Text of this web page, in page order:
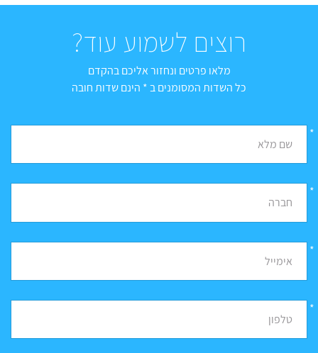
רוצים לשמוע עוד?
מלאו פרטים ונחזור אליכם בהקדם
כל השדות המסומנים ב * הינם שדות חובה
שם מלא
*
חברה
*
אימייל
*
טלפון
*